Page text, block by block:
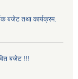
बजेट तथा कार्यक्रम.
बजेट !!!